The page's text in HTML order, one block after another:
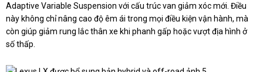
Adaptive Variable Suspension với cấu trúc van giảm xóc mới. Điều
này không chỉ nâng cao độ êm ái trong mọi điều kiện vận hành, mà
còn giúp giảm rung lắc thân xe khi phanh gấp hoặc vượt địa hình ở
số thấp.